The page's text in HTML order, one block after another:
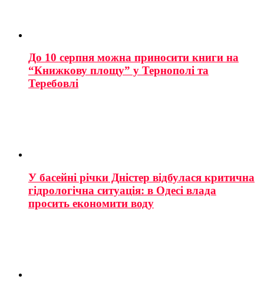
До 10 серпня можна приносити книги на
“Книжкову площу” у Тернополі та
Теребовлі
У басейні річки Дністер відбулася критична
гідрологічна ситуація: в Одесі влада
просить економити воду